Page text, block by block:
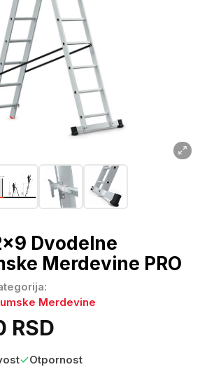
Dvodelne
Merdevine PRO
Merdevine
RSD
Otpornost